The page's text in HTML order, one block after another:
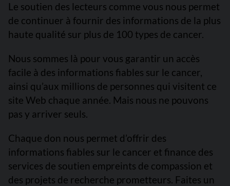
Le soutien des lecteurs comme vous nous permet
de continuer à fournir des informations de la plus
haute qualité sur plus de 100 types de cancer.
Nous sommes là pour vous garantir un accès
facile à des informations fiables sur le cancer,
ainsi qu’aux millions de personnes qui visitent ce
site Web chaque année. Mais nous ne pouvons
pas y arriver seuls.
Chaque don nous permet d’offrir des
informations fiables sur le cancer et finance des
services de soutien empreints de compassion et
des projets de recherche prometteurs. Faites un